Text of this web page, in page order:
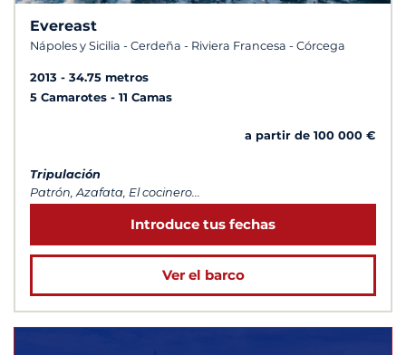
Evereast
Nápoles y Sicilia - Cerdeña - Riviera Francesa - Córcega
2013
34.75 metros
5 Camarotes
11 Camas
a partir de 100 000 €
Tripulación
Patrón, Azafata, El cocinero...
Introduce tus fechas
Ver el barco